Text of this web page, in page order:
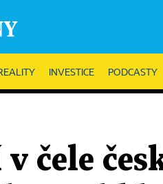
INVESTICE PODCASTY
čele